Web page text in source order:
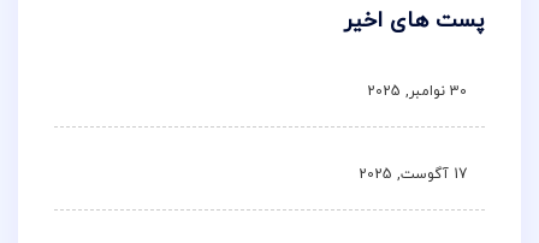
پست های اخیر
30 نوامبر, 2025
17 آگوست, 2025